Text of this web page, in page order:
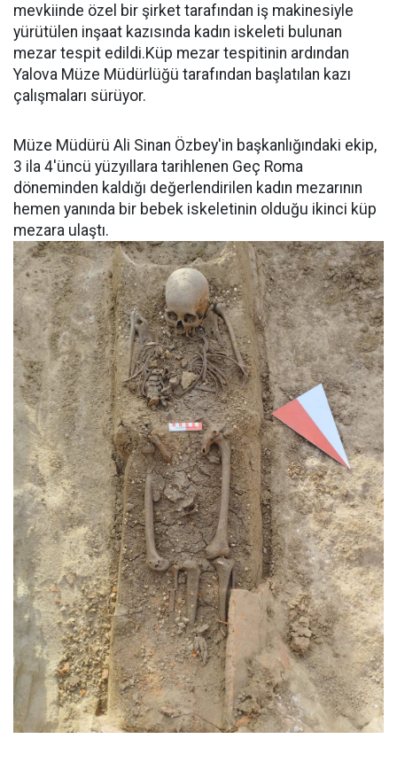
mevkiinde özel bir şirket tarafından iş makinesiyle
yürütülen inşaat kazısında kadın iskeleti bulunan
mezar tespit edildi.Küp mezar tespitinin ardından
Yalova Müze Müdürlüğü tarafından başlatılan kazı
çalışmaları sürüyor.
Müze Müdürü Ali Sinan Özbey'in başkanlığındaki ekip,
3 ila 4'üncü yüzyıllara tarihlenen Geç Roma
döneminden kaldığı değerlendirilen kadın mezarının
hemen yanında bir bebek iskeletinin olduğu ikinci küp
mezara ulaştı.